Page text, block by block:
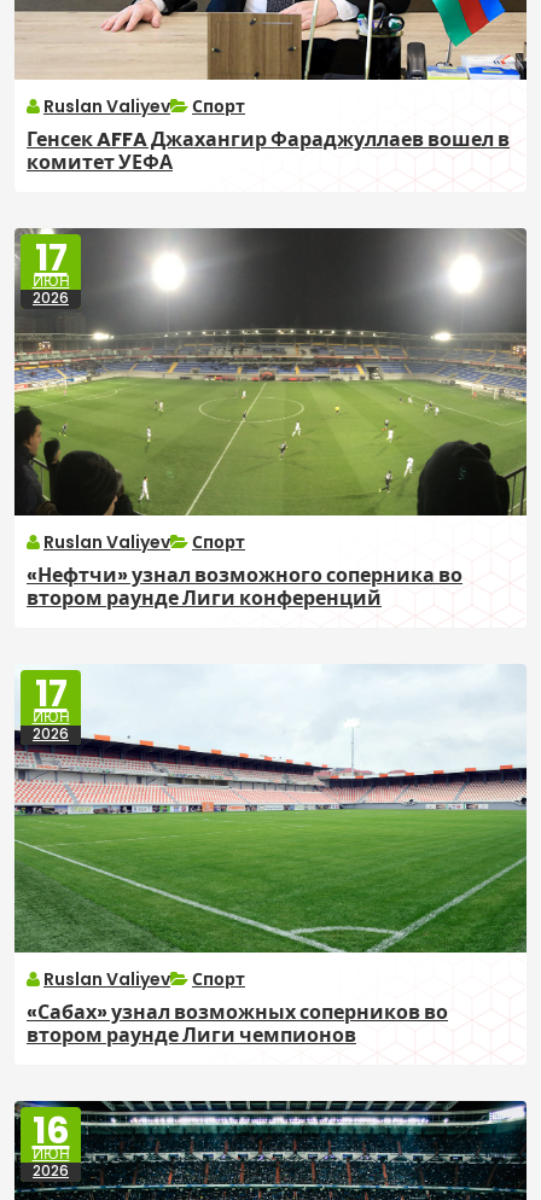
Ruslan Valiyev Спорт
Генсек AFFA Джахангир Фараджуллаев вошел в
комитет УЕФА
17
ИЮН
2026
Ruslan Valiyev Спорт
«Нефтчи» узнал возможного соперника во
втором раунде Лиги конференций
17
ИЮН
2026
Ruslan Valiyev Спорт
«Сабах» узнал возможных соперников во
втором раунде Лиги чемпионов
16
ИЮН
2026